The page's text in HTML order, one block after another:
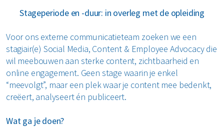
Stageperiode en -duur: in overleg met de opleiding
Voor ons externe communicatieteam zoeken we een
stagiair(e) Social Media, Content & Employee Advocacy die
wil meebouwen aan sterke content, zichtbaarheid en
online engagement. Geen stage waarin je enkel
“meevolgt”, maar een plek waar je content mee bedenkt,
creëert, analyseert én publiceert.
Wat ga je doen?